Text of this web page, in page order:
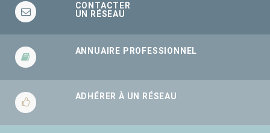
CONTACTER
UN RÉSEAU
ANNUAIRE PROFESSIONNEL
ADHÉRER À UN RÉSEAU